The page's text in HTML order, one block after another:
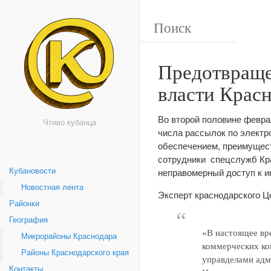
Чтиво кубанца
Кубановости
Новостная лента
Районки
География
Микрорайоны Краснодара
Районы Краснодарского края
Контакты
власти
Во второй половине
числа рассылок по
обеспечением,
сотрудники спецслужб
неправомерный доступ к
Эксперт краснодарского
«В настоящее
коммерческих
управделами